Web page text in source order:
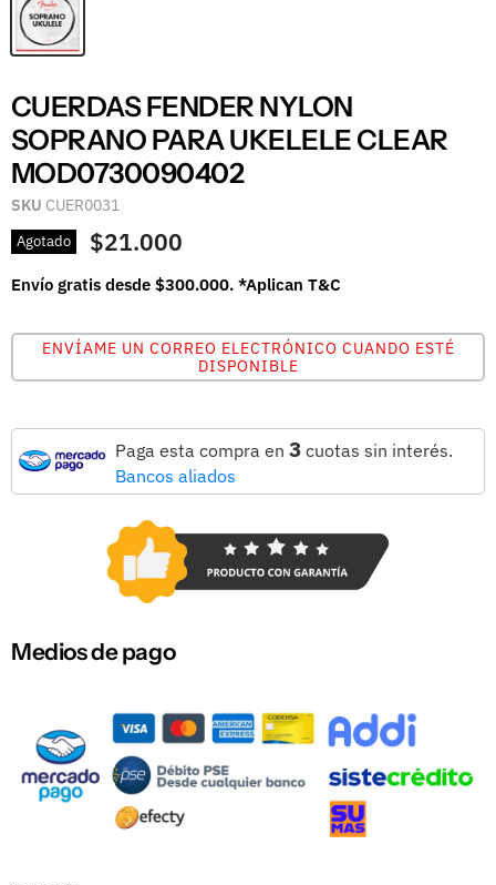
CUERDAS FENDER NYLON
SOPRANO PARA UKELELE CLEAR
MOD0730090402
SKU CUER0031
Agotado $21.000
Envío gratis desde $300.000. *Aplican T&C
ENVÍAME UN CORREO ELECTRÓNICO CUANDO ESTÉ
DISPONIBLE
Paga esta compra en 3 cuotas sin interés.
Bancos aliados
Medios de pago